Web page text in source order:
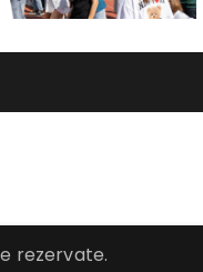
rezervate.